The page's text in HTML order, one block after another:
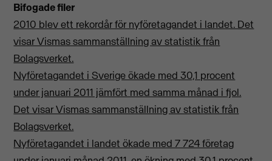
Bifogade filer
2010 blev ett rekordår för nyföretagandet i landet. Det
visar Vismas sammanställning av statistik från
Bolagsverket.
Nyföretagandet i Sverige ökade med 30,1 procent
under januari 2011 jämfört med samma månad i fjol.
Det visar Vismas sammanställning av statistik från
Bolagsverket.
Nyföretagandet i landet ökade med 7 724 företag